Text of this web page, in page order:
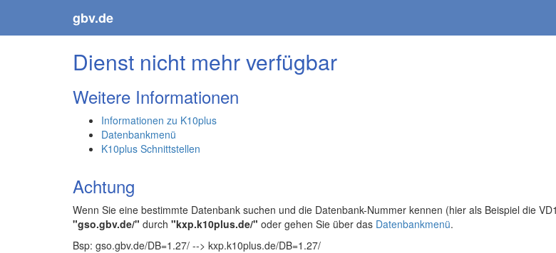
gbv.de
Dienst nicht mehr verfügbar
Weitere Informationen
Informationen zu K10plus
Datenbankmenü
K10plus Schnittstellen
Achtung
Wenn Sie eine bestimmte Datenbank suchen und die Datenbank-Nummer kennen (hier als Beispiel die
"gso.gbv.de/" durch "kxp.k10plus.de/" oder gehen Sie über das Datenbankmenü.
Bsp: gso.gbv.de/DB=1.27/ --> kxp.k10plus.de/DB=1.27/